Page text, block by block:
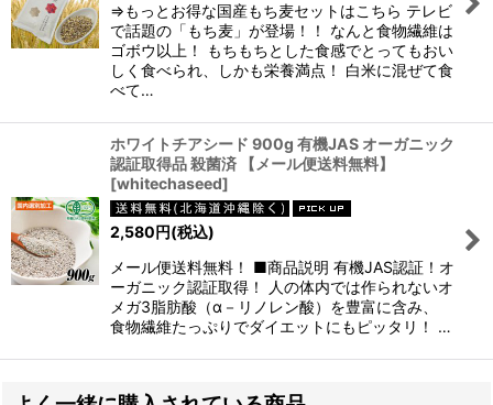
⇒もっとお得な国産もち麦セットはこちら テレビ
で話題の「もち麦」が登場！！ なんと食物繊維は
ゴボウ以上！ もちもちとした食感でとってもおい
しく食べられ、しかも栄養満点！ 白米に混ぜて食
べて…
ホワイトチアシード 900g 有機JAS オーガニック
認証取得品 殺菌済 【メール便送料無料】
[whitechaseed]
2,580円(税込)
メール便送料無料！ ■商品説明 有機JAS認証！オ
ーガニック認証取得！ 人の体内では作られないオ
メガ3脂肪酸（α－リノレン酸）を豊富に含み、
食物繊維たっぷりでダイエットにもピッタリ！ …